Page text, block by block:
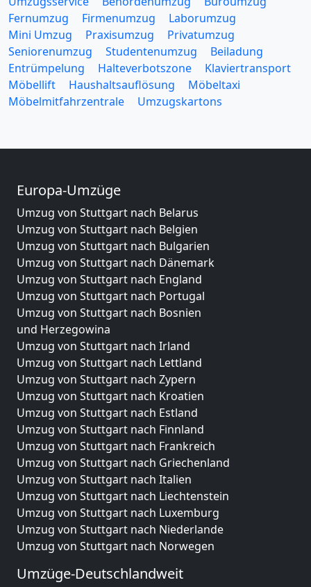
Fernumzug
Firmenumzug
Laborumzug
Mini Umzug
Praxisumzug
Privatumzug
Seniorenumzug
Studentenumzug
Beiladung
Entrümpelung
Halteverbotszone
Klaviertransport
Möbellift
Haushaltsauflösung
Möbeltaxi
Möbelmitfahrzentrale
Umzugskartons
Europa-Umzüge
Umzug von Stuttgart nach Belarus
Umzug von Stuttgart nach Belgien
Umzug von Stuttgart nach Bulgarien
Umzug von Stuttgart nach Dänemark
Umzug von Stuttgart nach England
Umzug von Stuttgart nach Portugal
Umzug von Stuttgart nach Bosnien
und Herzegowina
Umzug von Stuttgart nach Irland
Umzug von Stuttgart nach Lettland
Umzug von Stuttgart nach Zypern
Umzug von Stuttgart nach Kroatien
Umzug von Stuttgart nach Estland
Umzug von Stuttgart nach Finnland
Umzug von Stuttgart nach Frankreich
Umzug von Stuttgart nach Griechenland
Umzug von Stuttgart nach Italien
Umzug von Stuttgart nach Liechtenstein
Umzug von Stuttgart nach Luxemburg
Umzug von Stuttgart nach Niederlande
Umzug von Stuttgart nach Norwegen
Umzüge-Deutschlandweit